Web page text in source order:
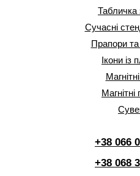
Табличка
Сучасні
Прапори
Ікони із
+38 066
+38 068